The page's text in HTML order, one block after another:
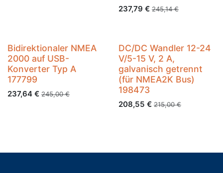
237,79 € 245,14€
Bidirektionaler NMEA
2000 auf USB-
Konverter Typ A
177799
237,64 € 245,00€
DC/DC Wandler 12-24
V/5-15 V, 2 A,
galvanisch getrennt
(für NMEA2K Bus)
198473
208,55 € 215,00€